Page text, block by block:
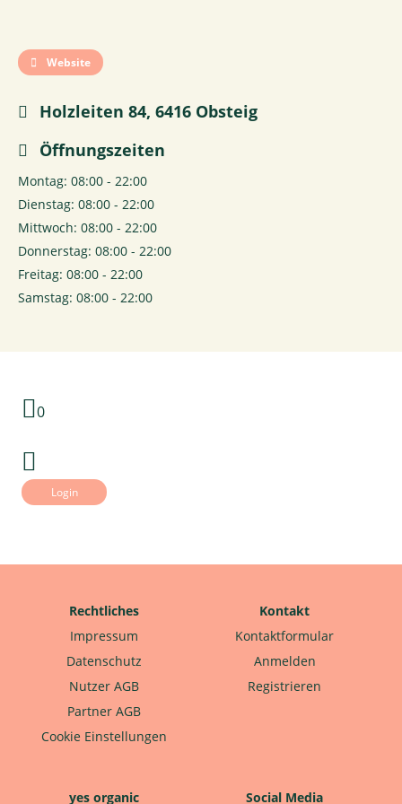
Website
Holzleiten 84, 6416 Obsteig
Öffnungszeiten
Montag: 08:00 - 22:00
Dienstag: 08:00 - 22:00
Mittwoch: 08:00 - 22:00
Donnerstag: 08:00 - 22:00
Freitag: 08:00 - 22:00
Samstag: 08:00 - 22:00
0
Login
Rechtliches
Impressum
Datenschutz
Nutzer AGB
Partner AGB
Cookie Einstellungen
Kontakt
Kontaktformular
Anmelden
Registrieren
yes organic Social Media